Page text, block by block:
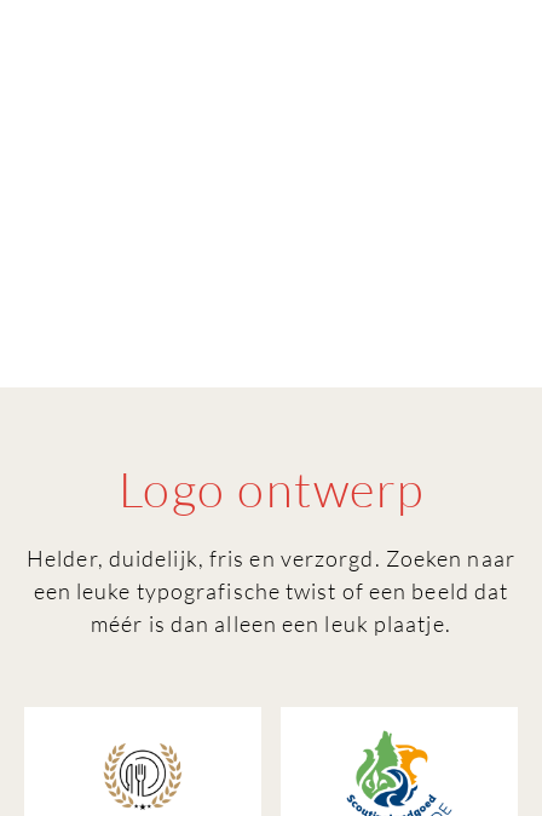
Logo ontwerp
Helder, duidelijk, fris en verzorgd. Zoeken naar
een leuke typografische twist of een beeld dat
méér is dan alleen een leuk plaatje.